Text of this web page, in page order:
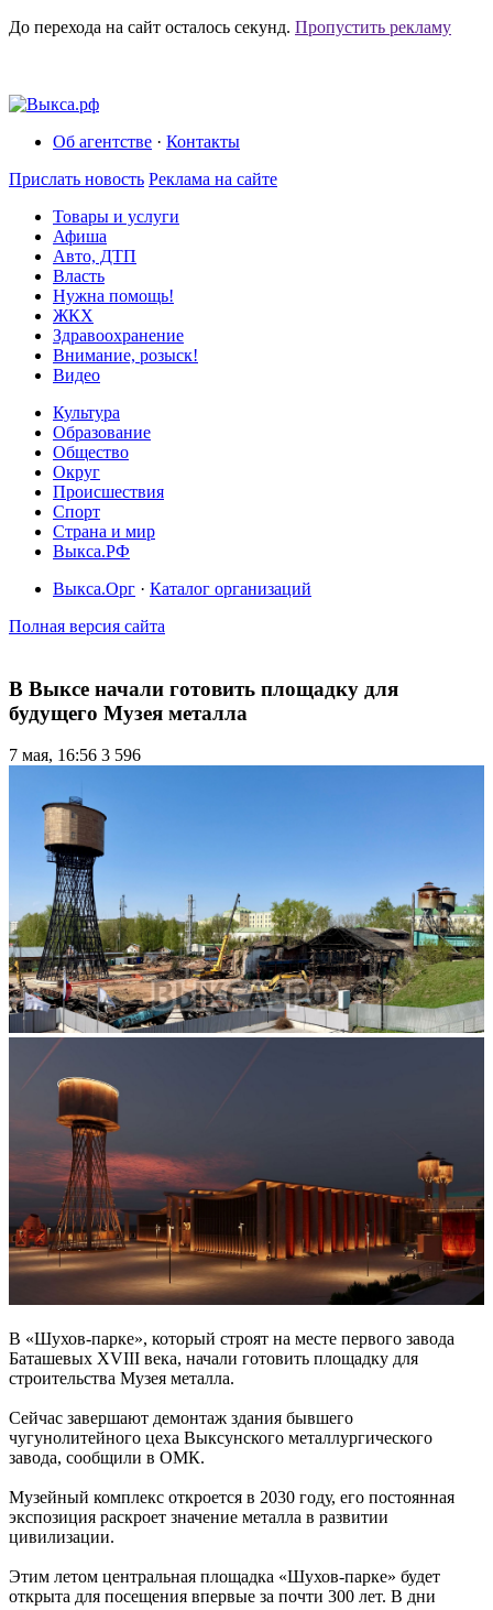
До перехода на сайт осталось секунд. Пропустить рекламу
Об агентстве · Контакты
Прислать новость Реклама на сайте
Товары и услуги
Афиша
Авто, ДТП
Власть
Нужна помощь!
ЖКХ
Здравоохранение
Внимание, розыск!
Видео
Культура
Образование
Общество
Округ
Происшествия
Спорт
Страна и мир
Выкса.РФ
Выкса.Орг · Каталог организаций
Полная версия сайта
В Выксе начали готовить площадку для
будущего Музея металла
7 мая, 16:56 3 596
В «Шухов-парке», который строят на месте первого завода
Баташевых XVIII века, начали готовить площадку для
строительства Музея металла.
Сейчас завершают демонтаж здания бывшего
чугунолитейного цеха Выксунского металлургического
завода, сообщили в ОМК.
Музейный комплекс откроется в 2030 году, его постоянная
экспозиция раскроет значение металла в развитии
цивилизации.
Этим летом центральная площадка «Шухов-парке» будет
открыта для посещения впервые за почти 300 лет. В дни